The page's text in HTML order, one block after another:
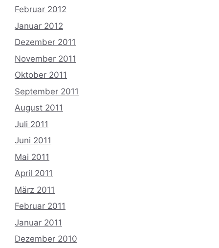
Februar 2012
Januar 2012
Dezember 2011
November 2011
Oktober 2011
September 2011
August 2011
Juli 2011
Juni 2011
Mai 2011
April 2011
März 2011
Februar 2011
Januar 2011
Dezember 2010